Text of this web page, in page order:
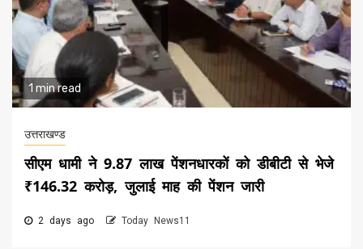
1 min read
उत्तराखण्ड
सीएम धामी ने 9.87 लाख पेंशनधारकों को डीबीटी से भेजे
₹146.32 करोड़, जुलाई माह की पेंशन जारी
2 days ago Today News11